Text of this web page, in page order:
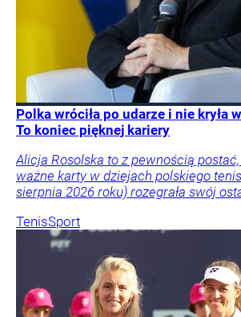
Polka wróciła po udarze i nie kryła
To koniec pięknej kariery
Alicja Rosolska to z pewnością postać,
ważne karty w dziejach polskiego
sierpnia 2026 roku) rozegrała swój
TenisSport